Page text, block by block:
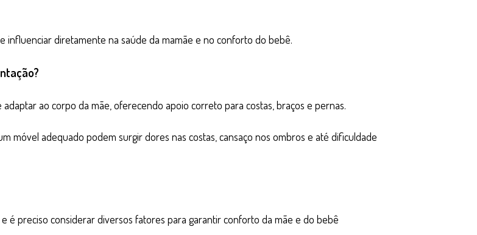
influenciar diretamente na saúde da mamãe e no conforto do bebê.
ao corpo da mãe, oferecendo apoio correto para costas, braços e pernas.
móvel adequado podem surgir dores nas costas, cansaço nos ombros e até dificuldade
é preciso considerar diversos fatores para garantir conforto da mãe e do bebê